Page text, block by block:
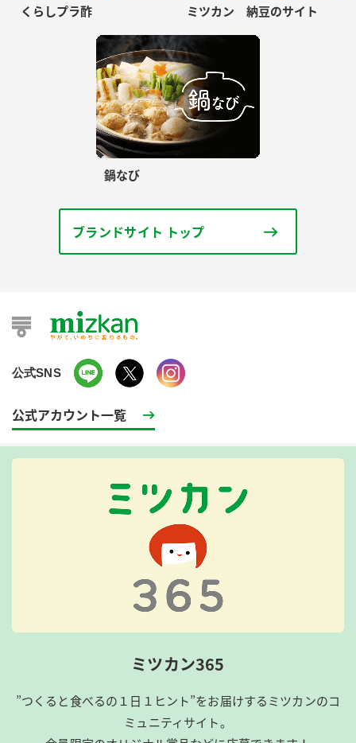
くらしプラ酢 ミツカン 納豆のサイト
鍋なび
ブランドサイト トップ
公式SNS
公式アカウント一覧
ミツカン365
”つくると食べるの１日１ヒント”をお届けするミツカンのコ
ミュニティサイト。